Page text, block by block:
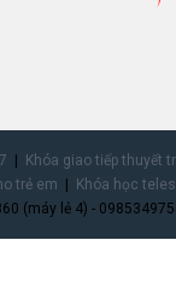
Khóa giao tiếp thuyết
trẻ em
Khóa học
(máy lẻ 4) -